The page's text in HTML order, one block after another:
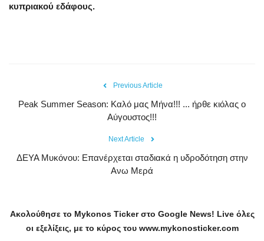
κυπριακού εδάφους.
Previous Article
Peak Summer Season: Kαλό μας Μήνα!!! ... ήρθε κιόλας ο
Αύγουστος!!!
Next Article
ΔEYA Mυκόvoυ: Επανέρχεται σταδιακά η υδροδότηση στην
Aνω Μερά
Ακολούθησε το Mykonos Tickerστο Google News! Liveόλες
οι εξελίξεις, με το κύρος του www.mykonosticker.com